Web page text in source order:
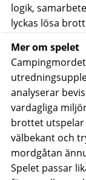
logik,
lyckas lösa
Mer om spelet
analyserar
vardagliga
brottet utspelar
välbekant och
mordgåtan
Spelet passar